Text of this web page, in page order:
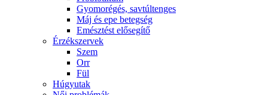
Gyomorégés, savtúltenges
Máj és epe betegség
Emésztést elősegítő
Érzékszervek
Szem
Orr
Fül
Húgyutak